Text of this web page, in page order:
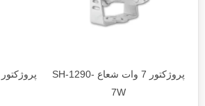
پروژکتور 7 وات شعاع SH-1290-
7W